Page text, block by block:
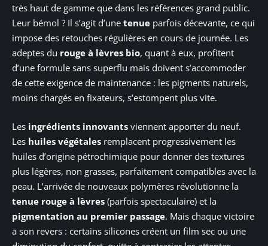
très haut de gamme que dans les références grand public.
Leur bémol ? Il s’agit d’une tenue parfois décevante, ce qui
impose des retouches régulières en cours de journée. Les
adeptes du rouge à lèvres bio, quant à eux, profitent
d’une formule sans superflu mais doivent s’accommoder
de cette exigence de maintenance : les pigments naturels,
moins chargés en fixateurs, s’estompent plus vite.
Les ingrédients innovants viennent apporter du neuf.
Les huiles végétales remplacent progressivement les
huiles d’origine pétrochimique pour donner des textures
plus légères, non grasses, parfaitement compatibles avec la
peau. L’arrivée de nouveaux polymères révolutionne la
tenue rouge à lèvres (parfois spectaculaire) et la
pigmentation au premier passage. Mais chaque victoire
a son revers : certains silicones créent un film sec ou une